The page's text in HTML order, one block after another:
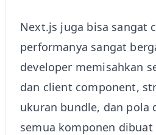
Next.js juga bisa sangat
performanya sangat
developer memisahkan
dan client component,
ukuran bundle, dan pola
semua komponen